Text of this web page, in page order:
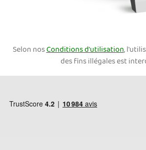
Selon nosConditions d'utilisation,
des fins illégales est